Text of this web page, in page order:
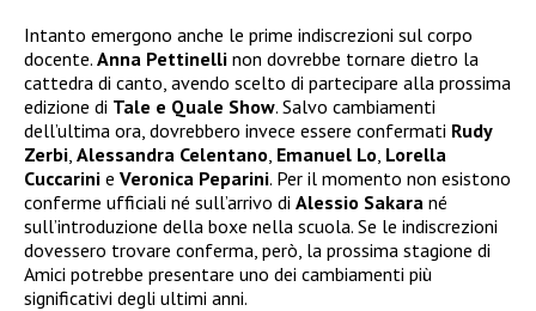
Intanto emergono anche le prime indiscrezioni sul corpo
docente. Anna Pettinelli non dovrebbe tornare dietro la
cattedra di canto, avendo scelto di partecipare alla prossima
edizione di Tale e Quale Show. Salvo cambiamenti
dell’ultima ora, dovrebbero invece essere confermati Rudy
Zerbi Alessandra Celentano Emanuel Lo Lorella
Cuccarini e Veronica Peparini. Per il momento non esistono
conferme ufficiali né sull’arrivo di Alessio Sakara né
sull’introduzione della boxe nella scuola. Se le indiscrezioni
dovessero trovare conferma, però, la prossima stagione di
Amici potrebbe presentare uno dei cambiamenti più
significativi degli ultimi anni.